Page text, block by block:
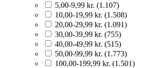
5,00-9,99 kr. (1.107)
10,00-19,99 kr. (1.508)
20,00-29,99 kr. (1.091)
30,00-39,99 kr. (755)
40,00-49,99 kr. (515)
50,00-99,99 kr. (1.773)
100,00-199,99 kr. (1.501)